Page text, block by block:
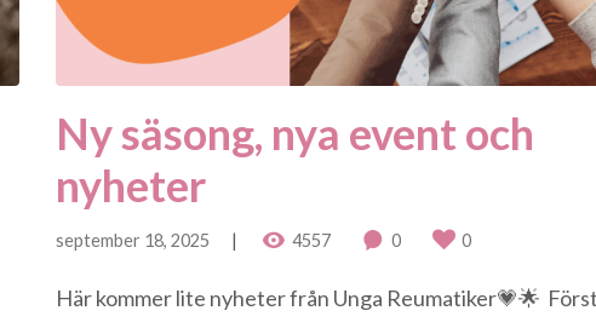
Ny säsong, nya event och
nyheter
september 18, 2025 4557 0 0
Här kommer lite nyheter från Unga Reumatiker💗🌟 Först